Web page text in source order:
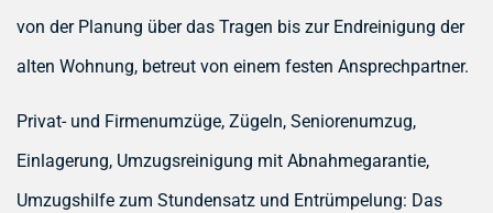
von der Planung über das Tragen bis zur Endreinigung der
alten Wohnung, betreut von einem festen Ansprechpartner.
Privat- und Firmenumzüge, Zügeln, Seniorenumzug,
Einlagerung, Umzugsreinigung mit Abnahmegarantie,
Umzugshilfe zum Stundensatz und Entrümpelung: Das